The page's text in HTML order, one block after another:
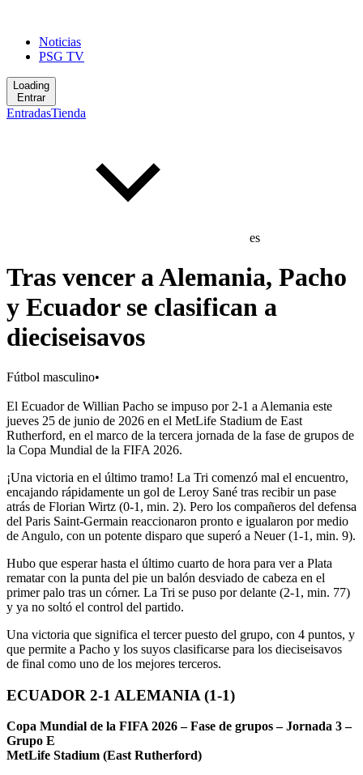
Noticias
PSG TV
Loading
Entrar
EntradasTienda
es
Tras vencer a Alemania, Pacho
y Ecuador se clasifican a
dieciseisavos
Fútbol masculino•
El Ecuador de Willian Pacho se impuso por 2-1 a Alemania este
jueves 25 de junio de 2026 en el MetLife Stadium de East
Rutherford, en el marco de la tercera jornada de la fase de grupos de
la Copa Mundial de la FIFA 2026.
¡Una victoria en el último tramo! La Tri comenzó mal el encuentro,
encajando rápidamente un gol de Leroy Sané tras recibir un pase
atrás de Florian Wirtz (0-1, min. 2). Pero los compañeros del defensa
del Paris Saint-Germain reaccionaron pronto e igualaron por medio
de Angulo, con un potente disparo que superó a Neuer (1-1, min. 9).
Hubo que esperar hasta el último cuarto de hora para ver a Plata
rematar con la punta del pie un balón desviado de cabeza en el
primer palo tras un córner. La Tri se puso por delante (2-1, min. 77)
y ya no soltó el control del partido.
Una victoria que significa el tercer puesto del grupo, con 4 puntos, y
que permite a Pacho y los suyos clasificarse para los dieciseisavos
de final como uno de los mejores terceros.
ECUADOR 2-1 ALEMANIA (1-1)
Copa Mundial de la FIFA 2026 – Fase de grupos – Jornada 3 –
Grupo E
MetLife Stadium (East Rutherford)